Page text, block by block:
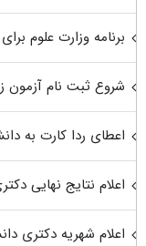
برنامه وزارت علوم
شروع ثبت نام آزمون
اعطای ردا کارت به
اعلام نتایج نهایی
اعلام شهریه دکتری